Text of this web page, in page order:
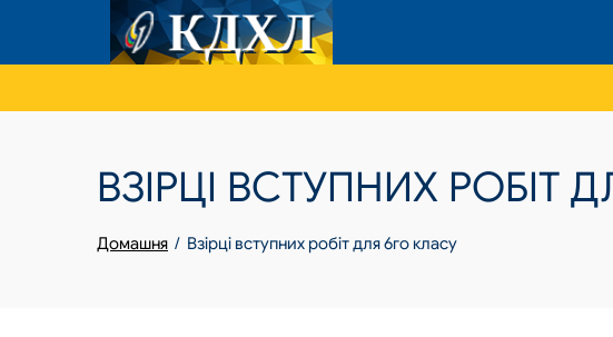
ВЗІРЦІ ВСТУПНИХ РОБІТ
Домашня Взірці вступних робіт для 6го класу